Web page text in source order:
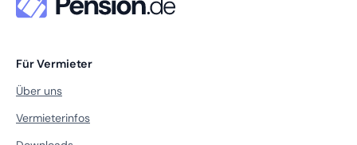
Für Vermieter
Über uns
Vermieterinfos